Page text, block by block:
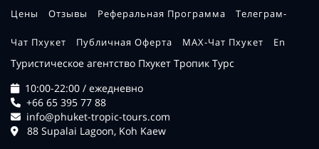
Цены Отзывы Реферальная Программа Телеграм-
Чат Пхукет Публичная Оферта MAX-Чат Пхукет En
Туристическое агентство Пхукет Тропик Турс
10:00-22:00 / ежедневно
+66 65 395 77 88
info@phuket-tropic-tours.com
88 Supalai Lagoon, Koh Kaew